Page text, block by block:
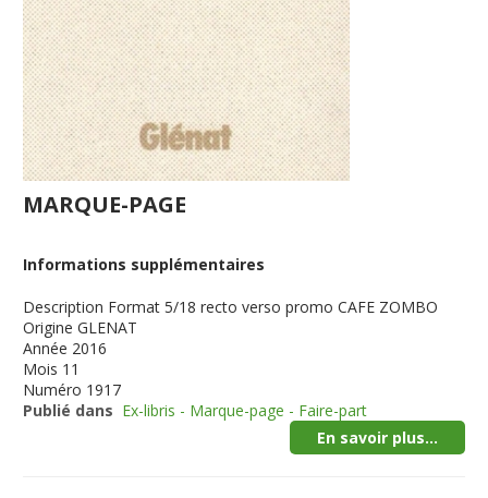
MARQUE-PAGE
Informations supplémentaires
Description Format 5/18 recto verso promo CAFE ZOMBO
Origine GLENAT
Année 2016
Mois 11
Numéro 1917
Publié dans Ex-libris - Marque-page - Faire-part
En savoir plus...